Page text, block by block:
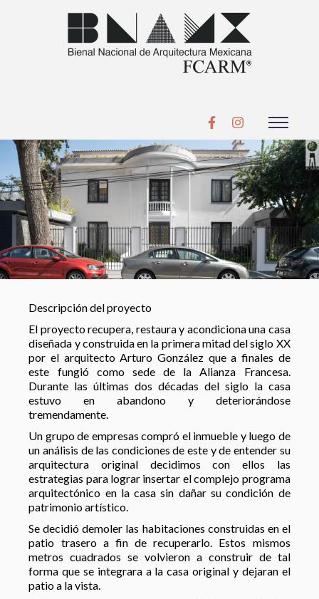
Descripción del proyecto
El proyecto recupera, restaura y acondiciona una casa
diseñada y construida en la primera mitad del siglo XX
por el arquitecto Arturo González que a finales de
este fungió como sede de la Alianza Francesa.
Durante las últimas dos décadas del siglo la casa
estuvo en abandono y deteriorándose
tremendamente.
Un grupo de empresas compró el inmueble y luego de
un análisis de las condiciones de este y de entender su
arquitectura original decidimos con ellos las
estrategias para lograr insertar el complejo programa
arquitectónico en la casa sin dañar su condición de
patrimonio artístico.
Se decidió demoler las habitaciones construidas en el
patio trasero a fin de recuperarlo. Estos mismos
metros cuadrados se volvieron a construir de tal
forma que se integrara a la casa original y dejaran el
patio a la vista.